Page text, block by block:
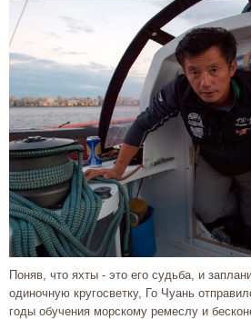
Поняв, что яхты - это его судьба, и
одиночную кругосветку, Го Чуань
годы обучения морскому ремеслу и